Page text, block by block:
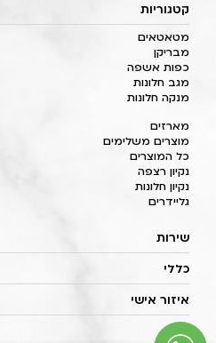
קטגוריות
מטאטאים
מבריקן
כפות אשפה
מגב חלונות
מנקה חלונות
מארזים
מוצרים משלימים
כל המוצרים
נקיון רצפה
נקיון חלונות
גליידרים
שירות
כללי
איזור אישי